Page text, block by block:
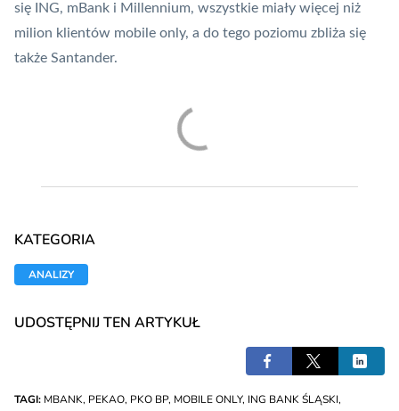
się ING, mBank i Millennium, wszystkie miały więcej niż
milion klientów mobile only, a do tego poziomu zbliża się
także Santander.
KATEGORIA
ANALIZY
UDOSTĘPNIJ TEN ARTYKUŁ
TAGI: MBANK, PEKAO, PKO BP, MOBILE ONLY, ING BANK ŚLĄSKI,